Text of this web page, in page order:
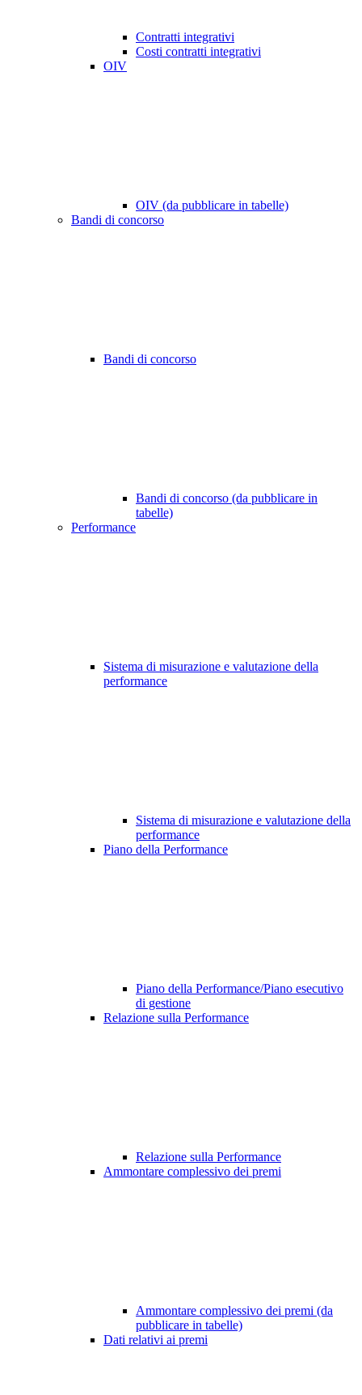
Contratti integrativi
Costi contratti integrativi
OIV
OIV (da pubblicare in tabelle)
Bandi di concorso
Bandi di concorso
Bandi di concorso (da pubblicare in
tabelle)
Performance
Sistema di misurazione e valutazione della
performance
Sistema di misurazione e valutazione della
performance
Piano della Performance
Piano della Performance/Piano esecutivo
di gestione
Relazione sulla Performance
Relazione sulla Performance
Ammontare complessivo dei premi
Ammontare complessivo dei premi (da
pubblicare in tabelle)
Dati relativi ai premi